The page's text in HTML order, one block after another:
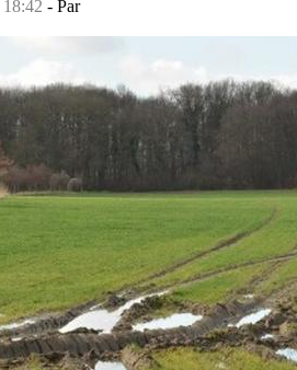
- Par